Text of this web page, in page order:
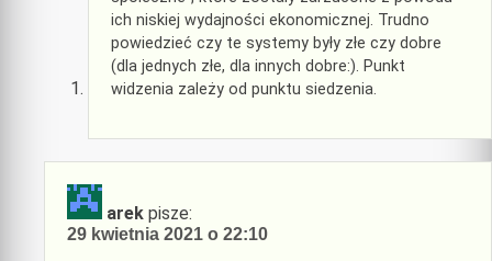
ich niskiej wydajności ekonomicznej. Trudno
powiedzieć czy te systemy były złe czy dobre
(dla jednych złe, dla innych dobre:). Punkt
widzenia zależy od punktu siedzenia.
arek pisze:
29 kwietnia 2021 o 22:10